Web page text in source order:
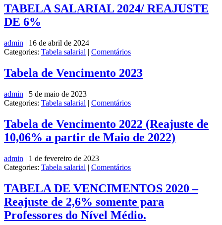
TABELA SALARIAL 2024/ REAJUSTE
DE 6%
admin | 16 de abril de 2024
Categories: Tabela salarial | Comentários
Tabela de Vencimento 2023
admin | 5 de maio de 2023
Categories: Tabela salarial | Comentários
Tabela de Vencimento 2022 (Reajuste de
10,06% a partir de Maio de 2022)
admin | 1 de fevereiro de 2023
Categories: Tabela salarial | Comentários
TABELA DE VENCIMENTOS 2020 –
Reajuste de 2,6% somente para
Professores do Nível Médio.